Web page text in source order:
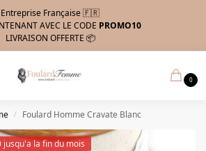
Entreprise Française 🇫🇷
AVEC LE CODE PROMO10
LIVRAISON OFFERTE 📦
0
/ Foulard Homme Cravate Blanc
jusqu'a la fin du mois